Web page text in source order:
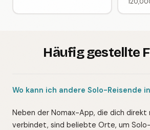
Häufig gestellte
Wo kann ich andere Solo-Reisende
Neben der Nomax-App, die dich direkt
verbindet, sind beliebte Orte, um